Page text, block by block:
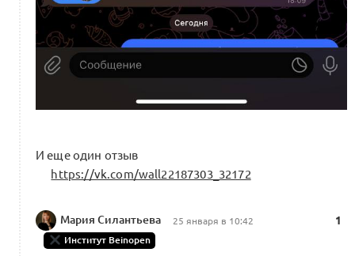
И еще один отзыв
https://vk.com/wall22187303_32172
Мария Силантьева 25 января в 10:42
Институт Beinopen
1